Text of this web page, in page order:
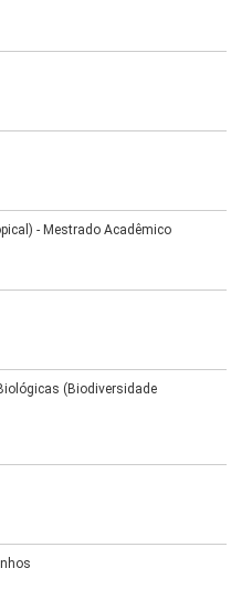
- Mestrado Acadêmico
(Biodiversidade